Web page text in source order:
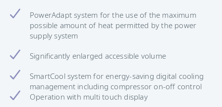
PowerAdapt system for the use of the maximum
possible amount of heat permitted by the power
supply system
Significantly enlarged accessible volume
SmartCool system for energy-saving digital cooling
management including compressor on-off control
Operation with multi touch display